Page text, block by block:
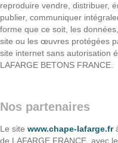
reproduire vendre, distribuer,
publier, communiquer
forme que ce soit, les
site ou les œuvres protégées
site internet sans autorisation
LAFARGE BETONS FRANCE.
Nos partenaires
Le site www.chape-lafarge.fr
de LAFARGE FRANCE, avec